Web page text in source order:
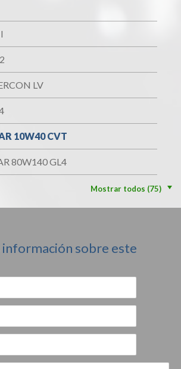
LV
10W40 CVT
80W140 GL4
Mostrar todos (75)
sobre este